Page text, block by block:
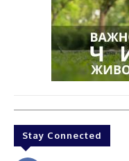
Stay Connected